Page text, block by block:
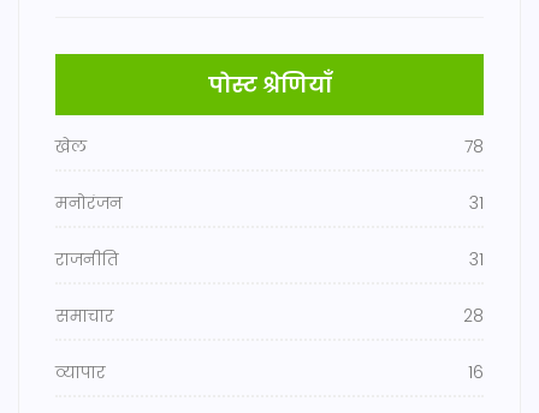
पोस्ट श्रेणियाँ
खेल 78
मनोरंजन 31
राजनीति 31
समाचार 28
व्यापार 16